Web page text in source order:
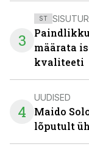
3
ST
määrata
kvaliteeti
4
UUDISED
Maido
lõputult